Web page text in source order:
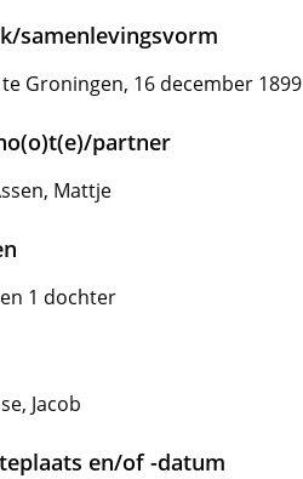
samenlevingsvorm
Groningen, 16 december 1899
partner
Mattje
1 dochter
Jacob
en/of -datum